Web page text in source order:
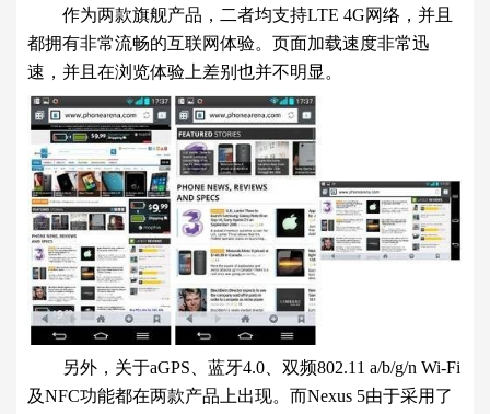
作为两款旗舰产品，二者均支持LTE 4G网络，并且
都拥有非常流畅的互联网体验。页面加载速度非常迅
速，并且在浏览体验上差别也并不明显。
另外，关于aGPS、蓝牙4.0、双频802.11 a/b/g/n Wi-Fi
及NFC功能都在两款产品上出现。而Nexus 5由于采用了